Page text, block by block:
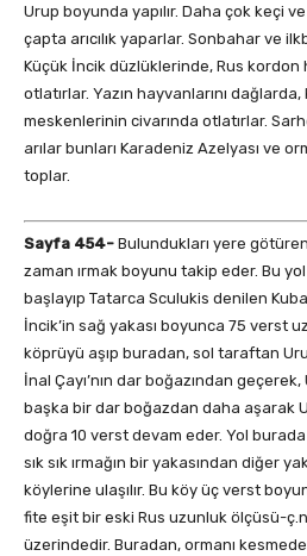
Urup boyunda yapılır. Daha çok keçi
çapta arıcılık yaparlar. Sonbahar ve
Küçük İncik düzlüklerinde, Rus kordon
otlatırlar. Yazın hayvanlarını dağlarda,
meskenlerinin civarında otlatırlar.
arılar bunları Karadeniz Azelyası ve
toplar.
Sayfa 454- Bulundukları yere
zaman ırmak boyunu takip eder. Bu
başlayıp Tatarca Sculukis denilen
İncik’in sağ yakası boyunca 75 verst
köprüyü aşıp buradan, sol taraftan
İnal Çayı’nın dar boğazından
başka bir dar boğazdan daha aşarak
doğra 10 verst devam eder. Yol
sık sık ırmağın bir yakasından diğer
köylerine ulaşılır. Bu köy üç verst
fite eşit bir eski Rus uzunluk ölçüsü-
üzerindedir. Buradan, ormanı